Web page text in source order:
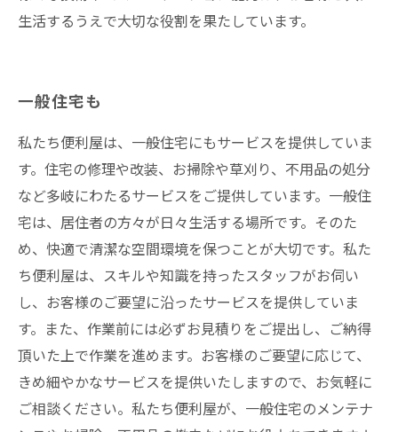
生活するうえで大切な役割を果たしています。
一般住宅も
私たち便利屋は、一般住宅にもサービスを提供していま
す。住宅の修理や改装、お掃除や草刈り、不用品の処分
など多岐にわたるサービスをご提供しています。一般住
宅は、居住者の方々が日々生活する場所です。そのた
め、快適で清潔な空間環境を保つことが大切です。私た
ち便利屋は、スキルや知識を持ったスタッフがお伺い
し、お客様のご要望に沿ったサービスを提供していま
す。また、作業前には必ずお見積りをご提出し、ご納得
頂いた上で作業を進めます。お客様のご要望に応じて、
きめ細やかなサービスを提供いたしますので、お気軽に
ご相談ください。私たち便利屋が、一般住宅のメンテナ